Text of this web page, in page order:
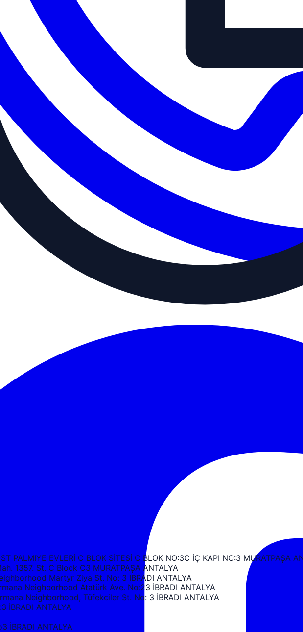
PALMIYE EVLERİ C BLOK SİTESİ C BLOK NO:3C İÇ KAPI NO:3 MURATPAŞA
1357. St. C Block C3 MURATPAŞA ANTALYA
Martyr Ziya St. No: 3 IBRADI ANTALYA
Neighborhood Atatürk Ave. No:23 İBRADI ANTALYA
Neighborhood, Tüfekciler St. No: 3 İBRADI ANTALYA
İBRADI ANTALYA
İBRADI ANTALYA